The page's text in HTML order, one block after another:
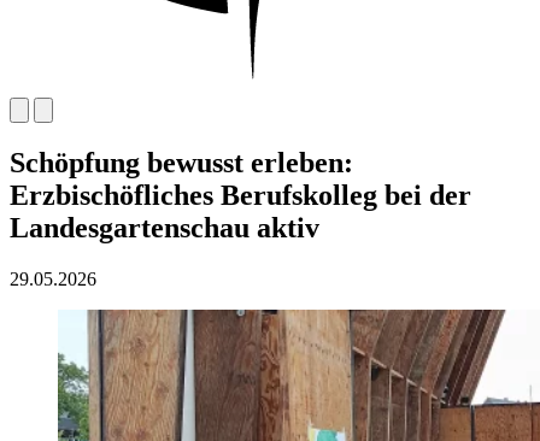
Schöpfung bewusst erleben:
Erzbischöfliches Berufskolleg bei der
Landesgartenschau aktiv
29.05.2026